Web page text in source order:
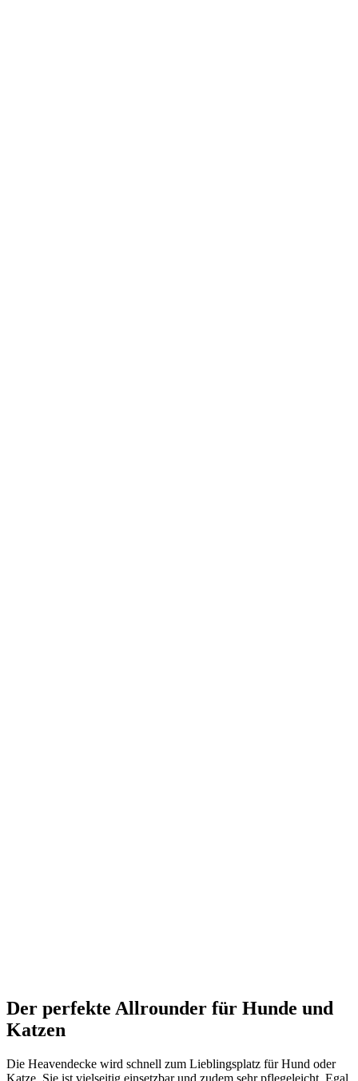
Der perfekte Allrounder für Hunde und
Katzen
Die Heavendecke wird schnell zum Lieblingsplatz für Hund oder
Katze. Sie ist vielseitig einsetzbar und zudem sehr pflegeleicht. Egal,